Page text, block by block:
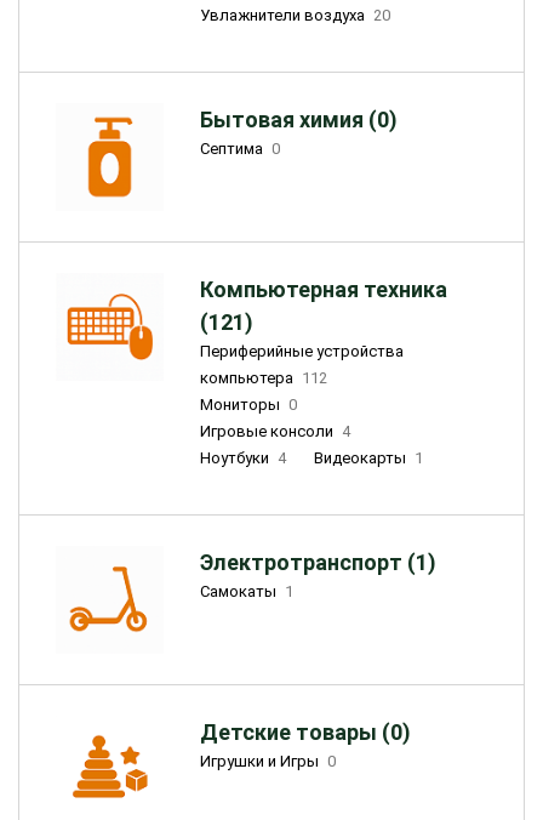
Увлажнители воздуха 20
Бытовая химия (0)
Септима 0
Компьютерная техника
(121)
Периферийные устройства
компьютера 112
Мониторы 0
Игровые консоли 4
Ноутбуки 4 Видеокарты 1
Электротранспорт (1)
Самокаты 1
Детские товары (0)
Игрушки и Игры 0